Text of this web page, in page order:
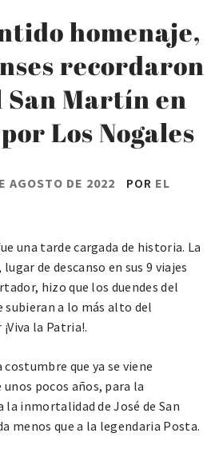
homenaje,
recordaron
San Martín en
Los Nogales
AGOSTO DE 2022 POR EL
una tarde cargada de historia. La
de descanso en sus 9 viajes
hizo que los duendes del
subieran a lo más alto del
la Patria!.
costumbre que ya se viene
pocos años, para la
la inmortalidad de José de San
menos que a la legendaria Posta.